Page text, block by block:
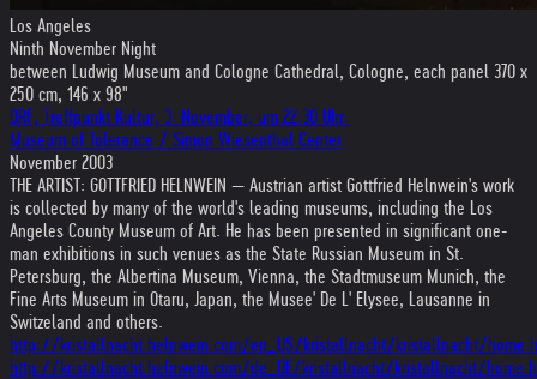
Los Angeles
Ninth November Night
between Ludwig Museum and Cologne Cathedral, Cologne, each panel 370 x
250 cm, 146 x 98"
ORF, Treffpunkt Kultur, 3. November, um 22.30 Uhr.
Museum of Tolerance / Simon Wiesenthal Center
November 2003
THE ARTIST: GOTTFRIED HELNWEIN — Austrian artist Gottfried Helnwein's work
is collected by many of the world's leading museums, including the Los
Angeles County Museum of Art. He has been presented in significant one-
man exhibitions in such venues as the State Russian Museum in St.
Petersburg, the Albertina Museum, Vienna, the Stadtmuseum Munich, the
Fine Arts Museum in Otaru, Japan, the Musee' De L' Elysee, Lausanne in
Switzeland and others.
http://kristallnacht.helnwein.com/en_US/kristallnacht/kristallnacht/
http://kristallnacht.helnwein.com/de_DE/kristallnacht/kristallnacht/